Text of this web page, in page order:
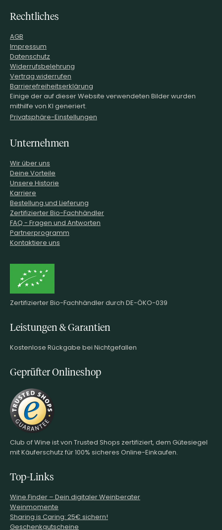
Rechtliches
AGB
Impressum
Datenschutz
Widerrufsbelehrung
Vertrag widerrufen
Barrierefreiheitserklärung
Einige der auf dieser Website verwendeten Bilder wurden
mithilfe von KI generiert.
Privatsphäre-Einstellungen
Unternehmen
Wir über uns
Deine Vorteile
Unsere Historie
Karriere
Bestellung und Lieferung
Zertifizierter Bio-Fachhändler
FAQ - Fragen und Antworten
Partnerprogramm
Kontaktiere uns
Zertifizierter Bio-Fachhändler durch DE-ÖKO-039
Leistungen & Garantien
Kostenlose Rückgabe bei Nichtgefallen
Geprüfter Onlineshop
Club of Wine ist von Trusted Shops zertifiziert, dem Gütesiegel
mit Käuferschutz für 100% sicheres Online-Einkaufen.
Top-Links
Wine.Finder – Dein digitaler Weinberater
Weinmomente
Sharing is Caring: 25€ sichern!
Geschenkgutscheine